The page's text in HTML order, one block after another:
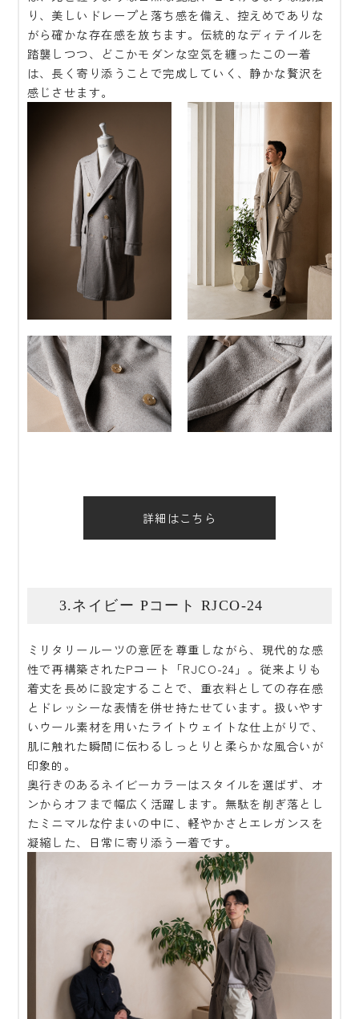
り、美しいドレープと落ち感を備え、控えめでありな
がら確かな存在感を放ちます。伝統的なディテイルを
踏襲しつつ、どこかモダンな空気を纏ったこの一着
は、長く寄り添うことで完成していく、静かな贅沢を
感じさせます。
詳細はこちら
3.ネイビー Pコート RJCO-24
ミリタリールーツの意匠を尊重しながら、現代的な感
性で再構築されたPコート「RJCO-24」。従来よりも
着丈を長めに設定することで、重衣料としての存在感
とドレッシーな表情を併せ持たせています。扱いやす
いウール素材を用いたライトウェイトな仕上がりで、
肌に触れた瞬間に伝わるしっとりと柔らかな風合いが
印象的。
奥行きのあるネイビーカラーはスタイルを選ばず、オ
ンからオフまで幅広く活躍します。無駄を削ぎ落とし
たミニマルな佇まいの中に、軽やかさとエレガンスを
凝縮した、日常に寄り添う一着です。